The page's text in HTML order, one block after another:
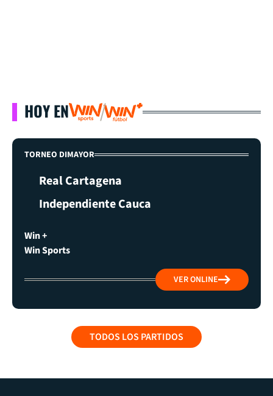
HOY EN
TORNEO DIMAYOR
Real Cartagena
Independiente Cauca
Win +
Win Sports
VER ONLINE
TODOS LOS PARTIDOS